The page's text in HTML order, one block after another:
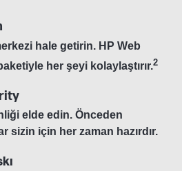
hale getirin. HP Web
her şeyi kolaylaştırır.2
elde edin. Önceden
sizin için her zaman hazırdır.